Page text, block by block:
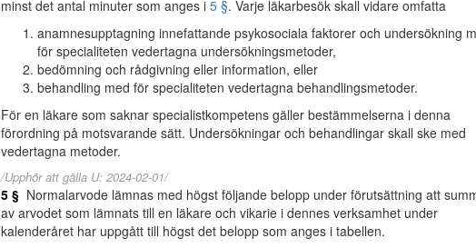
minst det antal minuter som anges i 5 §. Varje läkarbesök skall vidare omfatta
anamnesupptagning innefattande psykosociala faktorer och undersökning
för specialiteten vedertagna undersökningsmetoder,
bedömning och rådgivning eller information, eller
behandling med för specialiteten vedertagna behandlingsmetoder.
För en läkare som saknar specialistkompetens gäller bestämmelserna i denna
förordning på motsvarande sätt. Undersökningar och behandlingar skall ske med
vedertagna metoder.
/Upphör att gälla U: 2024-02-01/
5 § Normalarvode lämnas med högst följande belopp under förutsättning att
av arvodet som lämnats till en läkare och vikarie i dennes verksamhet under
kalenderåret har uppgått till högst det belopp som anges i tabellen.